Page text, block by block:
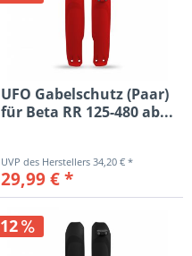
UFO Gabelschutz (Paar)
für Beta RR 125-480 ab...
34,20 € *
29,99 € *
12